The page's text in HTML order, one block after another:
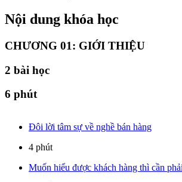
Nội dung khóa học
CHƯƠNG 01: GIỚI THIỆU
2 bài học
6 phút
Đôi lời tâm sự về nghề bán hàng
4 phút
Muốn hiểu được khách hàng thì cần